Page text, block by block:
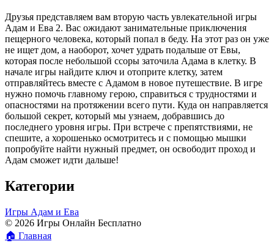
Друзья представляем вам вторую часть увлекательной игры
Адам и Ева 2. Вас ожидают занимательные приключения
пещерного человека, который попал в беду. На этот раз он уже
не ищет дом, а наоборот, хочет удрать подальше от Евы,
которая после небольшой ссоры заточила Адама в клетку. В
начале игры найдите ключ и отоприте клетку, затем
отправляйтесь вместе с Адамом в новое путешествие. В игре
нужно помочь главному герою, справиться с трудностями и
опасностями на протяжении всего пути. Куда он направляется
большой секрет, который мы узнаем, добравшись до
последнего уровня игры. При встрече с препятствиями, не
спешите, а хорошенько осмотритесь и с помощью мышки
попробуйте найти нужный предмет, он освободит проход и
Адам сможет идти дальше!
Категории
Игры Адам и Ева
© 2026 Игры Онлайн Бесплатно
🏠 Главная